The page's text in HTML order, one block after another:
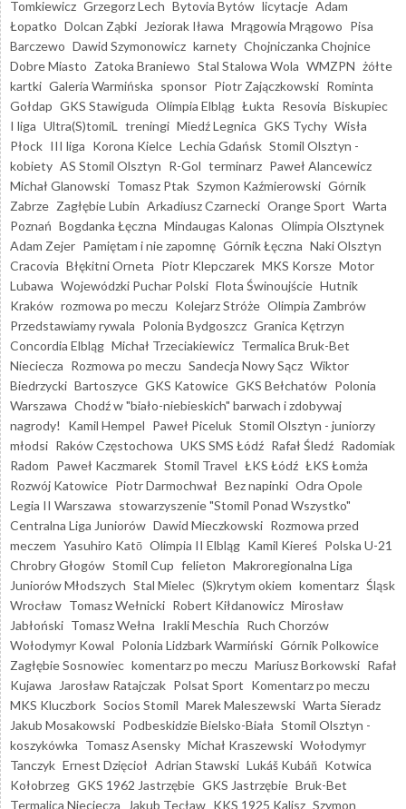
Tomkiewicz Grzegorz Lech Bytovia Bytów licytacje Adam
Łopatko Dolcan Ząbki Jeziorak Iława Mrągowia Mrągowo Pisa
Barczewo Dawid Szymonowicz karnety Chojniczanka Chojnice
Dobre Miasto Zatoka Braniewo Stal Stalowa Wola WMZPN żółte
kartki Galeria Warmińska sponsor Piotr Zajączkowski Rominta
Gołdap GKS Stawiguda Olimpia Elbląg Łukta Resovia Biskupiec
I liga Ultra(S)tomiL treningi Miedź Legnica GKS Tychy Wisła
Płock III liga Korona Kielce Lechia Gdańsk Stomil Olsztyn -
kobiety AS Stomil Olsztyn R-Gol terminarz Paweł Alancewicz
Michał Glanowski Tomasz Ptak Szymon Kaźmierowski Górnik
Zabrze Zagłębie Lubin Arkadiusz Czarnecki Orange Sport Warta
Poznań Bogdanka Łęczna Mindaugas Kalonas Olimpia Olsztynek
Adam Zejer Pamiętam i nie zapomnę Górnik Łęczna Naki Olsztyn
Cracovia Błękitni Orneta Piotr Klepczarek MKS Korsze Motor
Lubawa Wojewódzki Puchar Polski Flota Świnoujście Hutnik
Kraków rozmowa po meczu Kolejarz Stróże Olimpia Zambrów
Przedstawiamy rywala Polonia Bydgoszcz Granica Kętrzyn
Concordia Elbląg Michał Trzeciakiewicz Termalica Bruk-Bet
Nieciecza Rozmowa po meczu Sandecja Nowy Sącz Wiktor
Biedrzycki Bartoszyce GKS Katowice GKS Bełchatów Polonia
Warszawa Chodź w "biało-niebieskich" barwach i zdobywaj
nagrody!
Kamil Hempel Paweł Piceluk Stomil Olsztyn - juniorzy
młodsi Raków Częstochowa UKS SMS Łódź Rafał Śledź Radomiak
Radom Paweł Kaczmarek Stomil Travel ŁKS Łódź ŁKS Łomża
Rozwój Katowice Piotr Darmochwał Bez napinki Odra Opole
Legia II Warszawa stowarzyszenie "Stomil Ponad Wszystko"
Centralna Liga Juniorów Dawid Mieczkowski Rozmowa przed
meczem Yasuhiro Katō Olimpia II Elbląg Kamil Kiereś Polska U-21
Chrobry Głogów Stomil Cup felieton Makroregionalna Liga
Juniorów Młodszych Stal Mielec (S)krytym okiem komentarz Śląsk
Wrocław Tomasz Wełnicki Robert Kiłdanowicz Mirosław
Jabłoński Tomasz Wełna Irakli Meschia Ruch Chorzów
Wołodymyr Kowal Polonia Lidzbark Warmiński Górnik Polkowice
Zagłębie Sosnowiec komentarz po meczu Mariusz Borkowski Rafał
Kujawa
Jarosław Ratajczak Polsat Sport Komentarz po meczu
MKS Kluczbork Socios Stomil Marek Maleszewski Warta Sieradz
Jakub Mosakowski Podbeskidzie Bielsko-Biała Stomil Olsztyn -
koszykówka Tomasz Asensky Michał Kraszewski Wołodymyr
Tanczyk Ernest Dzięcioł Adrian Stawski Lukáš Kubáň Kotwica
Kołobrzeg GKS 1962 Jastrzębie GKS Jastrzębie Bruk-Bet
Termalica Nieciecza
Jakub Tecław KKS 1925 Kalisz Szymon